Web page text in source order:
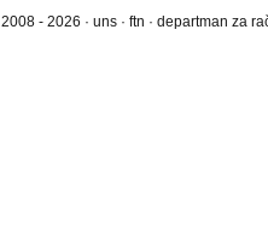
2008 - 2026 · uns · ftn · departman za